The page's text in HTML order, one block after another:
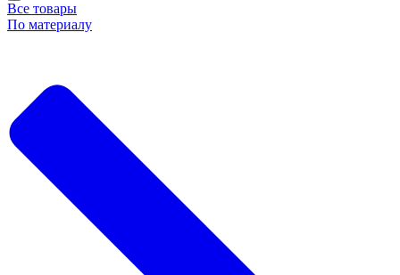
Все товары
По материалу